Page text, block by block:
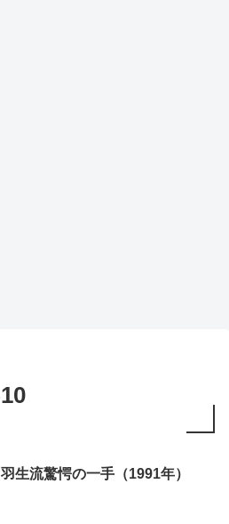
羽生流驚愕の一手（1991年）